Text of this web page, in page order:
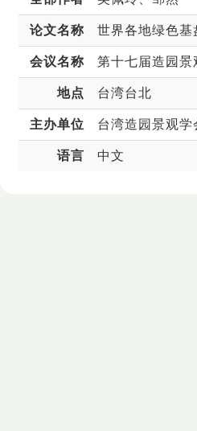
论文名称 世界各地绿色
会议名称 第十七届造园景
地点 台湾台北
主办单位 台湾造园景观学
语言 中文